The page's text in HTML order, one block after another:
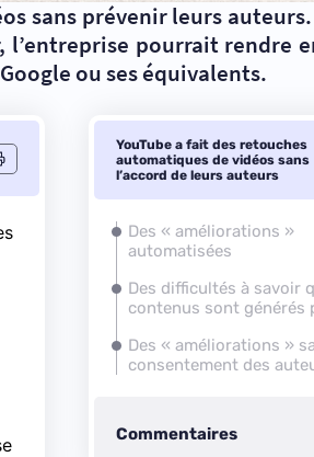
sans prévenir leurs
pourrait rendre
ou ses équivalents.
YouTube a fait des retouches
automatiques de vidéos sans
l’accord de leurs auteurs
Des « améliorations »
automatisées
Des difficultés à savoir
contenus sont générés
Des « améliorations »
consentement des
Commentaires